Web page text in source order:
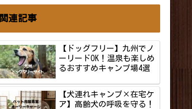
関連記事
【ドッグフリー】九州でノ
ーリードOK！温泉も楽しめ
るおすすめキャンプ場4選
【犬連れキャンプ×在宅ケ
ア】高齢犬の呼吸を守る！